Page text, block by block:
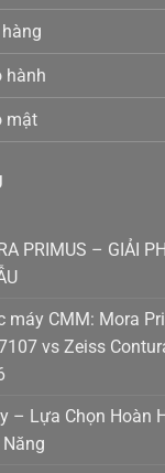
hành
mật
PRIMUS – GIẢI
máy CMM: Mora
vs Zeiss
– Lựa Chọn Hoàn